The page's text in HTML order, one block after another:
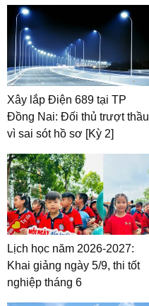
Xây lắp Điện 689 tại TP
Đồng Nai: Đối thủ trượt thầu
vì sai sót hồ sơ [Kỳ 2]
Lịch học năm 2026-2027:
Khai giảng ngày 5/9, thi tốt
nghiệp tháng 6